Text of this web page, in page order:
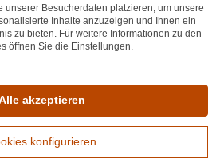
unserer Besucherdaten platzieren, um unsere
Inhalte anzuzeigen und Ihnen ein
zu bieten. Für weitere Informationen zu den
öffnen Sie die Einstellungen.
akzeptieren
konfigurieren